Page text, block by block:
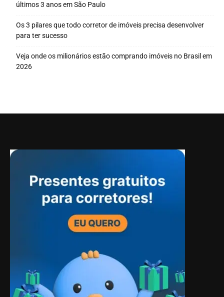
últimos 3 anos em São Paulo
Os 3 pilares que todo corretor de imóveis precisa desenvolver
para ter sucesso
Veja onde os milionários estão comprando imóveis no Brasil em
2026